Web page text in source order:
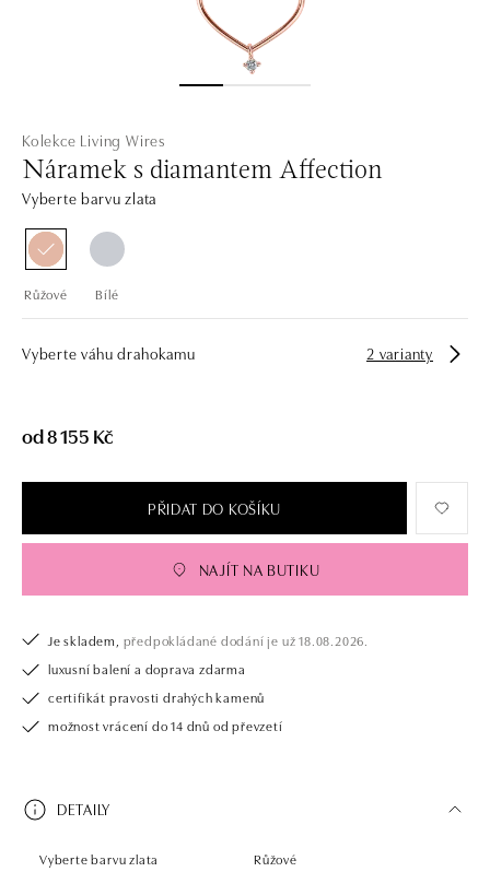
Kolekce Living Wires
Náramek s diamantem Affection
Vyberte barvu zlata
Růžové Bílé
Vyberte váhu drahokamu 2 varianty
od 8 155 Kč
PŘIDAT DO KOŠÍKU
NAJÍT NA BUTIKU
Je skladem, předpokládané dodání je už 18.08.2026.
luxusní balení a doprava zdarma
certifikát pravosti drahých kamenů
možnost vrácení do 14 dnů od převzetí
DETAILY
Vyberte barvu zlata
Růžové